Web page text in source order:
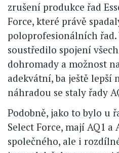
zrušení produkce řad
Force, které právě
poloprofesionálních řad.
soustředilo spojení
dohromady a možnost
adekvátní, ba ještě lepší
náhradou se staly řady
Podobně, jako to bylo u
Select Force, mají AQ1 a
společného, ale i